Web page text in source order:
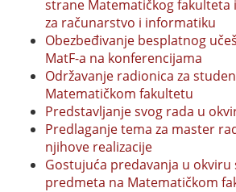
strane Matematičkog fakulteta
za računarstvo i informatiku
Obezbeđivanje besplatnog
MatF-a na konferencijama
Održavanje radionica za
Matematičkom fakultetu
Predstavljanje svog rada u
Predlaganje tema za master
njihove realizacije
Gostujuća predavanja u
predmeta na Matematičkom